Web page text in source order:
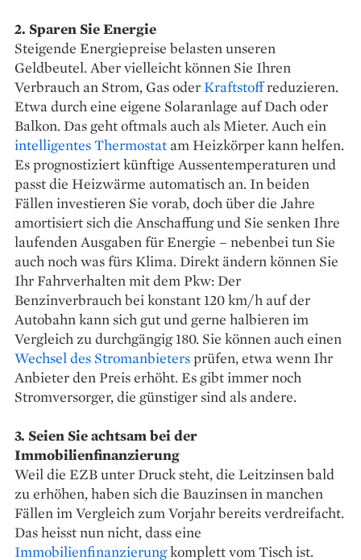
2. Sparen Sie Energie
Steigende Energiepreise belasten unseren
Geldbeutel. Aber vielleicht können Sie Ihren
Verbrauch an Strom, Gas oderKraftstoffreduzieren.
Etwa durch eine eigene Solaranlage auf Dach oder
Balkon. Das geht oftmals auch als Mieter. Auch ein
intelligentes Thermostat am Heizkörper kann helfen.
Es prognostiziert künftige Aussentemperaturen und
passt die Heizwärme automatisch an. In beiden
Fällen investieren Sie vorab, doch über die Jahre
amortisiert sich die Anschaffung und Sie senken Ihre
laufenden Ausgaben für Energie – nebenbei tun Sie
auch noch was fürs Klima. Direkt ändern können Sie
Ihr Fahrverhalten mit dem Pkw: Der
Benzinverbrauch bei konstant 120 km/h auf der
Autobahn kann sich gut und gerne halbieren im
Vergleich zu durchgängig 180. Sie können auch einen
Wechsel des Stromanbietersprüfen, etwa wenn Ihr
Anbieter den Preis erhöht. Es gibt immer noch
Stromversorger, die günstiger sind als andere.
3. Seien Sie achtsam bei der
Immobilienfinanzierung
Weil die EZB unter Druck steht, die Leitzinsen bald
zu erhöhen, haben sich die Bauzinsen in manchen
Fällen im Vergleich zum Vorjahr bereits verdreifacht.
Das heisst nun nicht, dass eine
Immobilienfinanzierungkomplett vom Tisch ist.